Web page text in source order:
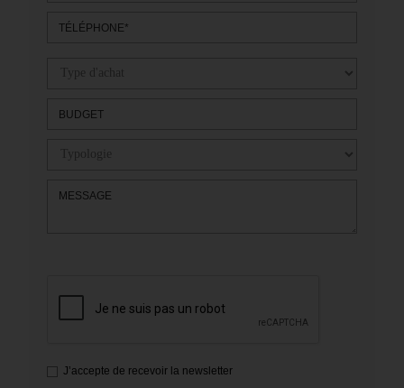
TÉLÉPHONE*
BUDGET
MESSAGE
J’accepte de recevoir la newsletter